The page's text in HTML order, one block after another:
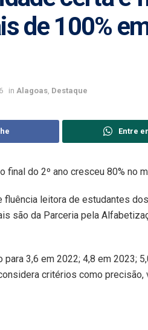
de 100%
in Alagoas Destaque
Entre
final do 2º ano cresceu 80% no
leitora de estudantes
são da Parceria pela
3,6 em 2022; 4,8 em 2023;
critérios como